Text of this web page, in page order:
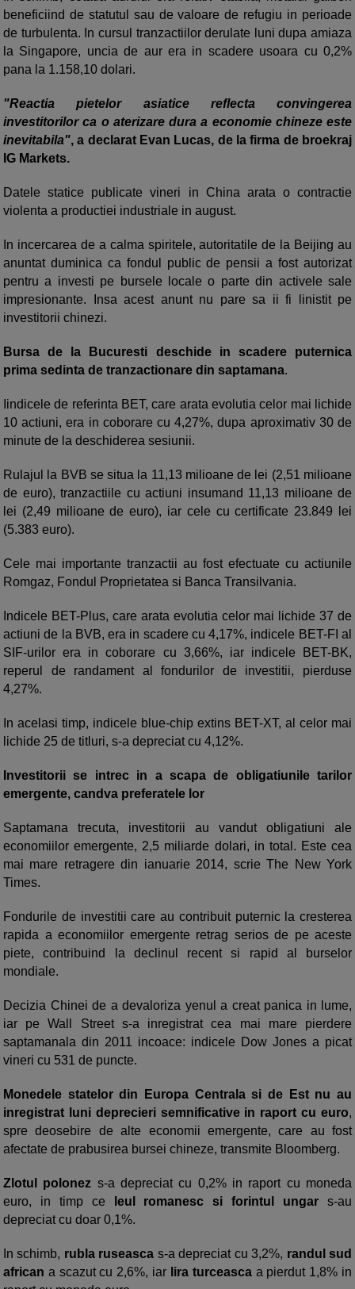
beneficiind de statutul sau de valoare de refugiu in perioade
de turbulenta. In cursul tranzactiilor derulate luni dupa amiaza
la Singapore, uncia de aur era in scadere usoara cu 0,2%
pana la 1.158,10 dolari.
"Reactia pietelor asiatice reflecta convingerea
investitorilor ca o aterizare dura a economie chineze este
inevitabila", a declarat Evan Lucas, de la firma de broekraj
IG Markets.
Datele statice publicate vineri in China arata o contractie
violenta a productiei industriale in august.
In incercarea de a calma spiritele, autoritatile de la Beijing au
anuntat duminica ca fondul public de pensii a fost autorizat
pentru a investi pe bursele locale o parte din activele sale
impresionante. Insa acest anunt nu pare sa ii fi linistit pe
investitorii chinezi.
Bursa de la Bucuresti deschide in scadere puternica
prima sedinta de tranzactionare din saptamana.
Iindicele de referinta BET, care arata evolutia celor mai lichide
10 actiuni, era in coborare cu 4,27%, dupa aproximativ 30 de
minute de la deschiderea sesiunii.
Rulajul la BVB se situa la 11,13 milioane de lei (2,51 milioane
de euro), tranzactiile cu actiuni insumand 11,13 milioane de
lei (2,49 milioane de euro), iar cele cu certificate 23.849 lei
(5.383 euro).
Cele mai importante tranzactii au fost efectuate cu actiunile
Romgaz, Fondul Proprietatea si Banca Transilvania.
Indicele BET-Plus, care arata evolutia celor mai lichide 37 de
actiuni de la BVB, era in scadere cu 4,17%, indicele BET-FI al
SIF-urilor era in coborare cu 3,66%, iar indicele BET-BK,
reperul de randament al fondurilor de investitii, pierduse
4,27%.
In acelasi timp, indicele blue-chip extins BET-XT, al celor mai
lichide 25 de titluri, s-a depreciat cu 4,12%.
Investitorii se intrec in a scapa de obligatiunile tarilor
emergente, candva preferatele lor
Saptamana trecuta, investitorii au vandut obligatiuni ale
economiilor emergente, 2,5 miliarde dolari, in total. Este cea
mai mare retragere din ianuarie 2014, scrie The New York
Times.
Fondurile de investitii care au contribuit puternic la cresterea
rapida a economiilor emergente retrag serios de pe aceste
piete, contribuind la declinul recent si rapid al burselor
mondiale.
Decizia Chinei de a devaloriza yenul a creat panica in lume,
iar pe Wall Street s-a inregistrat cea mai mare pierdere
saptamanala din 2011 incoace: indicele Dow Jones a picat
vineri cu 531 de puncte.
Monedele statelor din Europa Centrala si de Est nu au
inregistrat luni deprecieri semnificative in raport cu euro,
spre deosebire de alte economii emergente, care au fost
afectate de prabusirea bursei chineze, transmite Bloomberg.
Zlotul polonez s-a depreciat cu 0,2% in raport cu moneda
euro, in timp ce leul romanesc si forintul ungar s-au
depreciat cu doar 0,1%.
In schimb, rubla ruseasca s-a depreciat cu 3,2%, randul sud
african a scazut cu 2,6%, iar lira turceasca a pierdut 1,8% in